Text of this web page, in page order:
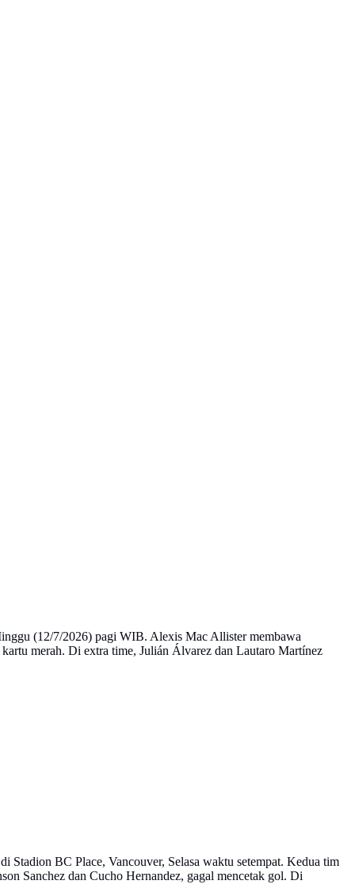
(12/7/2026) pagi WIB. Alexis Mac Allister membawa
merah. Di extra time, Julián Álvarez dan Lautaro Martínez
Stadion BC Place, Vancouver, Selasa waktu setempat. Kedua tim
Sanchez dan Cucho Hernandez, gagal mencetak gol. Di